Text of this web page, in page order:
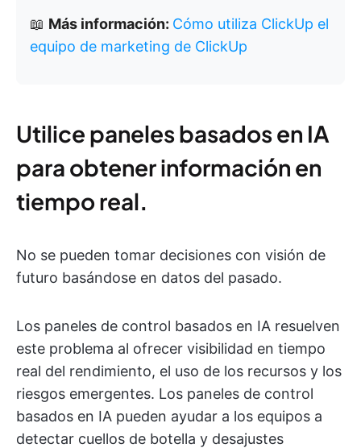
📖 Más información: Cómo utiliza ClickUp el
equipo de marketing de ClickUp
Utilice paneles basados en IA
para obtener información en
tiempo real.
No se pueden tomar decisiones con visión de
futuro basándose en datos del pasado.
Los paneles de control basados en IA resuelven
este problema al ofrecer visibilidad en tiempo
real del rendimiento, el uso de los recursos y los
riesgos emergentes. Los paneles de control
basados en IA pueden ayudar a los equipos a
detectar cuellos de botella y desajustes